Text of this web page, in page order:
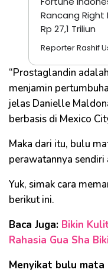
Rancang Right
Rp 27,1 Triliun
Reporter Rashif
“Prostaglandin
menjamin
jelas Danielle
berbasis di Mexico
Maka dari itu, bulu
perawatannya
Yuk, simak cara
berikut ini.
Baca Juga: Bikin
Rahasia Gua Sha
Menyikat bulu mata